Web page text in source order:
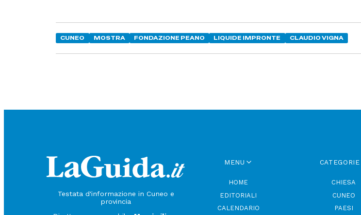
CUNEO MOSTRA FONDAZIONE PEANO LIQUIDE IMPRONTE CLAUDIO VIGNA
Testata d'informazione in Cuneo e
provincia
MENU
HOME
EDITORIALI
CALENDARIO
CATEGORIE
CHIESA
CUNEO
PAESI